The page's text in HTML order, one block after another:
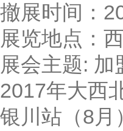
撤展时间：
展览地点：
展会主题:
2017年大西
银川站（8月